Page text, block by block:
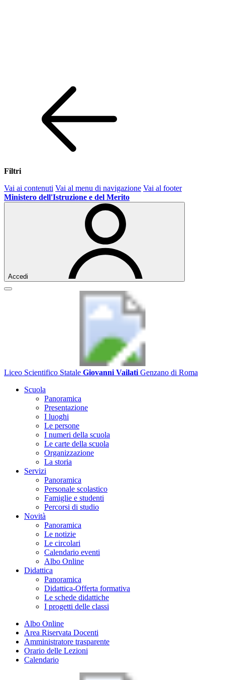
Filtri
Vai ai contenuti Vai al menu di navigazione Vai al footer
Ministero dell'Istruzione e del Merito
Accedi
Liceo Scientifico Statale Giovanni Vailati Genzano di Roma
Scuola
Panoramica
Presentazione
I luoghi
Le persone
I numeri della scuola
Le carte della scuola
Organizzazione
La storia
Servizi
Panoramica
Personale scolastico
Famiglie e studenti
Percorsi di studio
Novità
Panoramica
Le notizie
Le circolari
Calendario eventi
Albo Online
Didattica
Panoramica
Didattica-Offerta formativa
Le schede didattiche
I progetti delle classi
Albo Online
Area Riservata Docenti
Amministratore trasparente
Orario delle Lezioni
Calendario